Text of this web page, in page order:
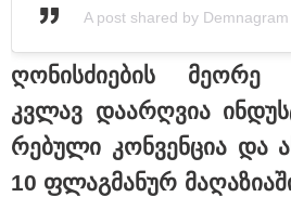
ცნობილია, თუ სად შეძლებენ
A post shared by
ღო­ნის­ძი­ე­ბის
კვლავ და­არ­ღვია
რე­ბუ­ლი კონ­ვენ­ცია და
10 ფლაგ­მა­ნურ